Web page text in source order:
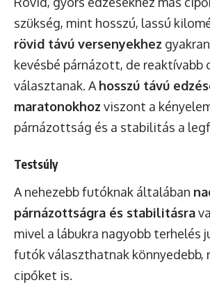
szükség, mint hosszú, lassú
rövid távú versenyekhez
kevésbé párnázott, de reaktívabb
választanak. A hosszú távú
maratonokhoz viszont a
párnázottság és a stabilitás a
Testsúly
A nehezebb futóknak általában
párnázottságra és stabilitásra
mivel a lábukra nagyobb terhelés
futók választhatnak könnyedebb,
cipőket is.